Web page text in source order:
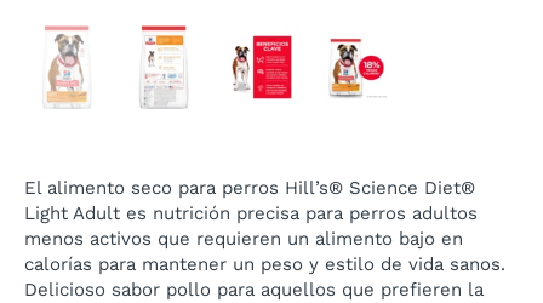
El alimento seco para perros Hill’s® Science Diet®
Light Adult es nutrición precisa para perros adultos
menos activos que requieren un alimento bajo en
calorías para mantener un peso y estilo de vida sanos.
Delicioso sabor pollo para aquellos que prefieren la